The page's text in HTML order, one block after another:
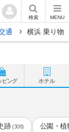
検索 MENU
通 横浜 乗り物
ピング ホテル
跡 (308) 公園・植